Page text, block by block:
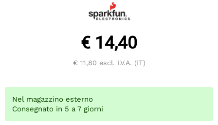
€ 14,40
€ 11,80 escl. I.V.A. (IT)
Nel magazzino esterno
Consegnato in 5 a 7 giorni